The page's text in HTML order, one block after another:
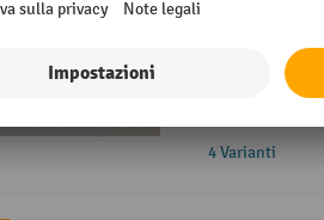
Peso
Un
rampa
4 Varianti